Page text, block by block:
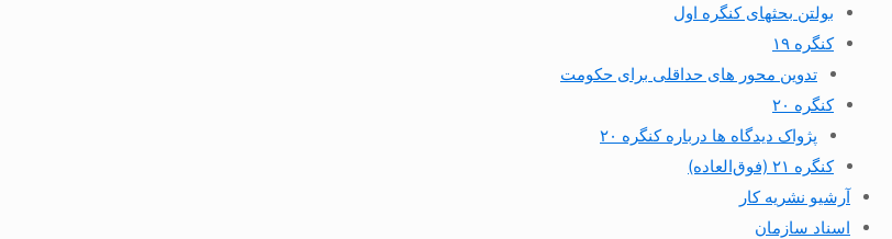
بولتن بحثهای کنگره اول
کنگره ۱۹
تدوین محور های حداقلی برای حکومت
کنگره ۲۰
پژواک دیدگاه ها درباره کنگره ۲۰
کنگره ۲۱ (فوق‌العاده)
آرشیو نشریه کار
اسناد سازمان